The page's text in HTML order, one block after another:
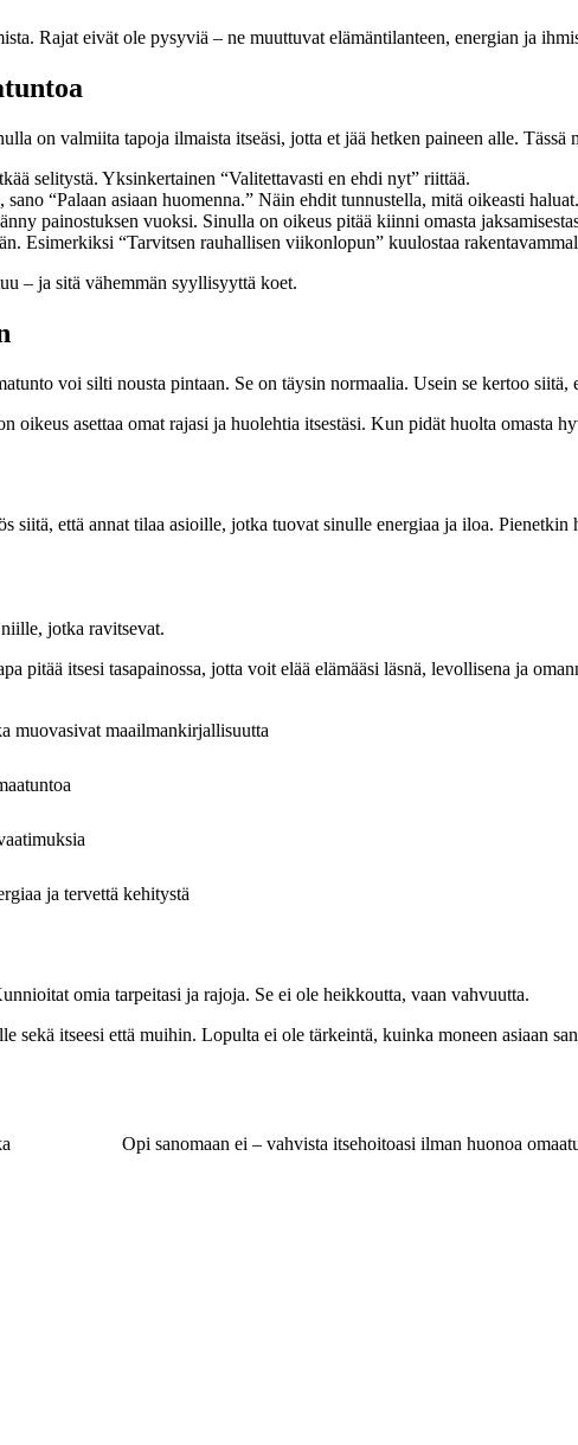
Rajat eivät ole pysyviä – ne muuttuvat elämäntilanteen, energian ja
on valmiita tapoja ilmaista itseäsi, jotta et jää hetken paineen alle. Tässä
selitystä. Yksinkertainen “Valitettavasti en ehdi nyt” riittää.
sano “Palaan asiaan huomenna.” Näin ehdit tunnustella, mitä oikeasti haluat.
painostuksen vuoksi. Sinulla on oikeus pitää kiinni omasta
Esimerkiksi “Tarvitsen rauhallisen viikonlopun” kuulostaa
– ja sitä vähemmän syyllisyyttä koet.
voi silti nousta pintaan. Se on täysin normaalia. Usein se kertoo siitä,
oikeus asettaa omat rajasi ja huolehtia itsestäsi. Kun pidät huolta omasta
siitä, että annat tilaa asioille, jotka tuovat sinulle energiaa ja iloa. Pienetkin
jotka ravitsevat.
pitää itsesi tasapainossa, jotta voit elää elämääsi läsnä, levollisena ja
muovasivat maailmankirjallisuutta
ja tervettä kehitystä
omia tarpeitasi ja rajoja. Se ei ole heikkoutta, vaan vahvuutta.
sekä itseesi että muihin. Lopulta ei ole tärkeintä, kuinka moneen asiaan
Opi sanomaan ei – vahvista itsehoitoasi ilman huonoa